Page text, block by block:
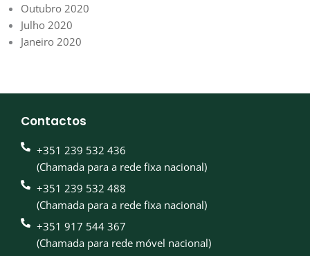
Outubro 2020
Julho 2020
Janeiro 2020
Contactos
+351 239 532 436
(Chamada para a rede fixa nacional)
+351 239 532 488
(Chamada para a rede fixa nacional)
+351 917 544 367
(Chamada para rede móvel nacional)